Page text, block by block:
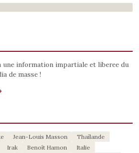
une information impartiale et liberee du
de masse !
Jean-Louis Masson
Thaïlande
Irak Benoît Hamon
Italie